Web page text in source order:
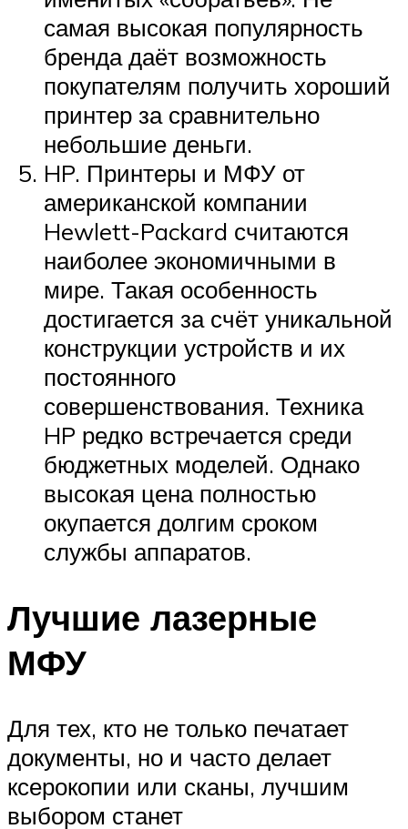
самая высокая популярность
бренда даёт возможность
покупателям получить хороший
принтер за сравнительно
небольшие деньги.
HP. Принтеры и МФУ от
американской компании
Hewlett-Packard считаются
наиболее экономичными в
мире. Такая особенность
достигается за счёт уникальной
конструкции устройств и их
постоянного
совершенствования. Техника
HP редко встречается среди
бюджетных моделей. Однако
высокая цена полностью
окупается долгим сроком
службы аппаратов.
Лучшие лазерные
МФУ
Для тех, кто не только печатает
документы, но и часто делает
ксерокопии или сканы, лучшим
выбором станет